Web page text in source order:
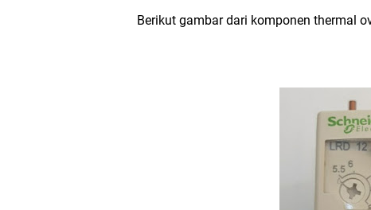
Berikut gambar dari komponen thermal